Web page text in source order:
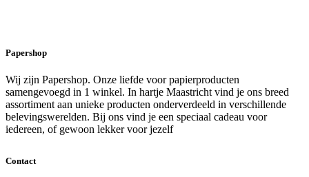
Papershop
Wij zijn Papershop. Onze liefde voor papierproducten
samengevoegd in 1 winkel. In hartje Maastricht vind je ons breed
assortiment aan unieke producten onderverdeeld in verschillende
belevingswerelden. Bij ons vind je een speciaal cadeau voor
iedereen, of gewoon lekker voor jezelf
Contact